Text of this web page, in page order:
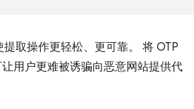
取操作更轻松、更可靠。 将 OTP
用户更难被诱骗向恶意网站提供代